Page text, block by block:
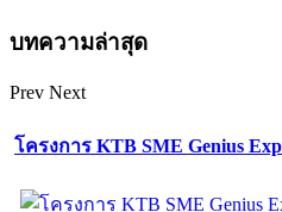
บทความล่าสุด
Prev Next
โครงการ KTB SME Genius